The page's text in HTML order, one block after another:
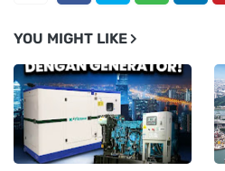
YOU MIGHT LIKE